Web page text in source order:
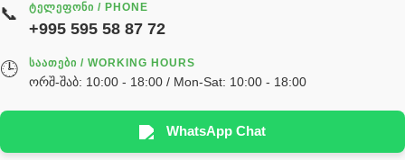
📞 ᲢᲔᲚᲔᲤᲝᲜᲘ / PHONE
+995 595 58 87 72
🕒 ᲡᲐᲐᲗᲔᲑᲘ / WORKING HOURS
ორშ-შაბ: 10:00 - 18:00 / Mon-Sat: 10:00 - 18:00
WhatsApp Chat